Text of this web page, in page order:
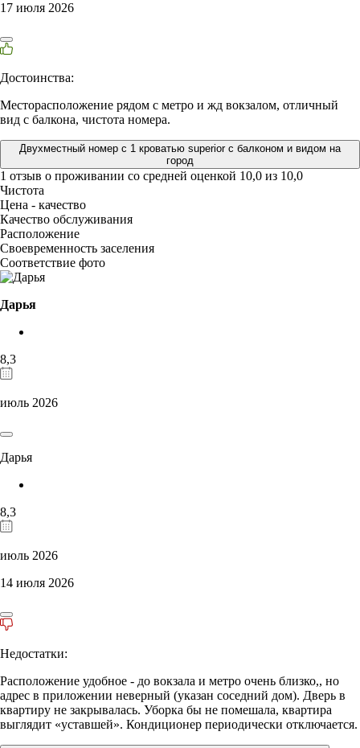
17 июля 2026
Достоинства:
Месторасположение рядом с метро и жд вокзалом, отличный
вид с балкона, чистота номера.
Двухместный номер с 1 кроватью superior с балконом и видом на
город
1 отзыв о проживании со средней оценкой 10,0 из 10,0
Чистота
Цена - качество
Качество обслуживания
Расположение
Своевременность заселения
Соответствие фото
Дарья
8,3
июль 2026
Дарья
8,3
июль 2026
14 июля 2026
Недостатки:
Расположение удобное - до вокзала и метро очень близко,, но
адрес в приложении неверный (указан соседний дом). Дверь в
квартиру не закрывалась. Уборка бы не помешала, квартира
выглядит «уставшей». Кондиционер периодически отключается.